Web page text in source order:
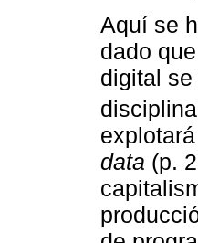
Aquí se
dado
digital
data (p.